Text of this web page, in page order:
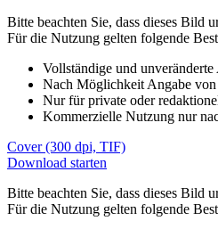
Bitte beachten Sie, dass dieses Bild
Für die Nutzung gelten folgende
Vollständige und
Nach Möglichkeit Angabe
Nur für private oder
Kommerzielle Nutzung nur
Cover (300 dpi, TIF)
Download starten
Bitte beachten Sie, dass dieses Bild
Für die Nutzung gelten folgende